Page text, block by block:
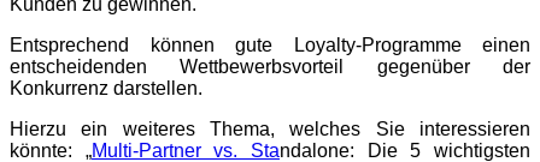
Entsprechend können gute Loyalty-Programme einen
entscheidenden Wettbewerbsvorteil gegenüber der
Konkurrenz darstellen.
Hierzu ein weiteres Thema, welches Sie interessieren
könnte: „Multi-Partner vs. Standalone: Die 5 wichtigsten